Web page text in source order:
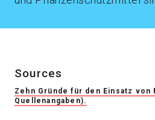
Sources
Zehn Gründe für den Einsatz von
Quellenangaben).